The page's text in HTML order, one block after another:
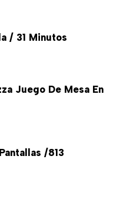
/ 31 Minutos
Juego De Mesa En
/813